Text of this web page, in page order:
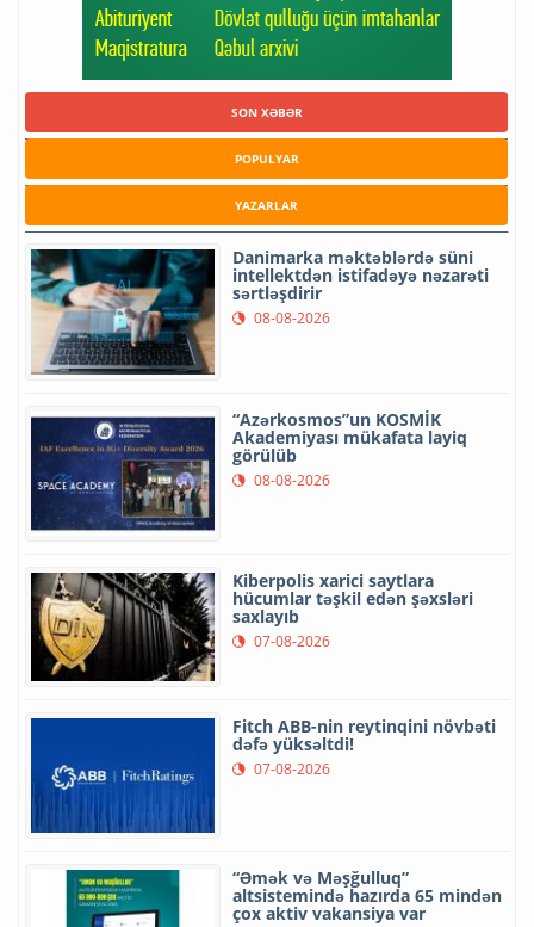
SON XƏBƏR
POPULYAR
YAZARLAR
Danimarka məktəblərdə süni
intellektdən istifadəyə nəzarəti
sərtləşdirir
08-08-2026
“Azərkosmos”un KOSMİK
Akademiyası mükafata layiq
görülüb
08-08-2026
Kiberpolis xarici saytlara
hücumlar təşkil edən şəxsləri
saxlayıb
07-08-2026
Fitch ABB-nin reytinqini növbəti
dəfə yüksəltdi!
07-08-2026
“Əmək və Məşğulluq”
altsistemində hazırda 65 mindən
çox aktiv vakansiya var